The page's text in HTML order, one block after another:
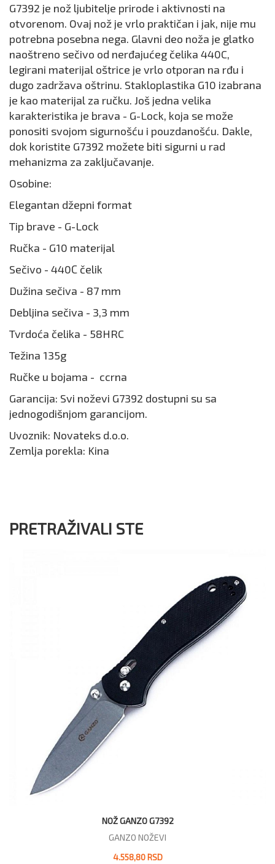
G7392 je nož ljubitelje prirode i aktivnosti na
otvorenom. Ovaj nož je vrlo praktičan i jak, nije mu
potrebna posebna nega. Glavni deo noža je glatko
naoštreno sečivo od nerđajućeg čelika 440C,
legirani materijal oštrice je vrlo otporan na rđu i
dugo zadržava oštrinu. Stakloplastika G10 izabrana
je kao materijal za ručku. Još jedna velika
karakteristika je brava - G-Lock, koja se može
ponositi svojom sigurnošću i pouzdanošću. Dakle,
dok koristite G7392 možete biti sigurni u rad
mehanizma za zaključavanje.
Osobine:
Elegantan džepni format
Tip brave - G-Lock
Ručka - G10 materijal
Sečivo - 440С čelik
Dužina sečiva - 87 mm
Debljina sečiva - 3,3 mm
Tvrdoća čelika - 58HRC
Težina 135g
Ručke u bojama - ccrna
Garancija: Svi noževi G7392 dostupni su sa
jednogodišnjom garancijom.
Uvoznik: Novateks d.o.o.
Zemlja porekla: Kina
PRETRAŽIVALI STE
NOŽ GANZO G7392
GANZO NOŽEVI
4.558,80 RSD